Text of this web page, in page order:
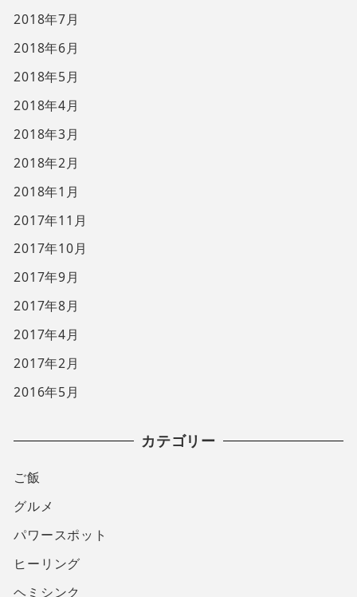
2018年7月
2018年6月
2018年5月
2018年4月
2018年3月
2018年2月
2018年1月
2017年11月
2017年10月
2017年9月
2017年8月
2017年4月
2017年2月
2016年5月
カテゴリー
ご飯
グルメ
パワースポット
ヒーリング
ヘミシンク